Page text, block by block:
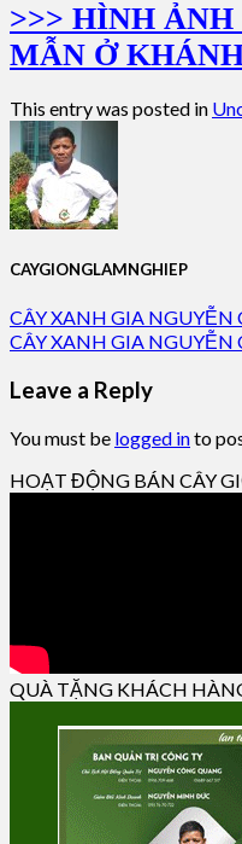
>>> HÌNH
MẪN Ở
This entry was posted in
CAYGIONGLAMNGHIEP
CÂY XANH GIA
CÂY XANH GIA
Leave a Reply
You must be logged into
HOẠT ĐỘNG BÁN CÂY
QUÀ TẶNG KHÁCH